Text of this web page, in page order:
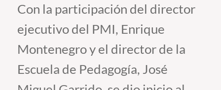
Admisión
Pregrado
Postgrado
Formación Continua
Con la participación del director
ejecutivo del PMI, Enrique
Montenegro y el director de la
Escuela de Pedagogía, José